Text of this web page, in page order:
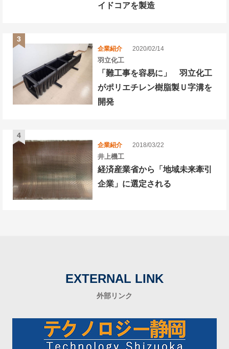
イドコアを製造
企業紹介 2020/02/14
羽立化工
「難工事を容易に」 羽立化工
がポリエチレン樹脂製Ｕ字溝を
開発
企業紹介 2018/03/22
井上機工
経済産業省から「地域未来牽引
企業」に選定される
EXTERNAL LINK
外部リンク